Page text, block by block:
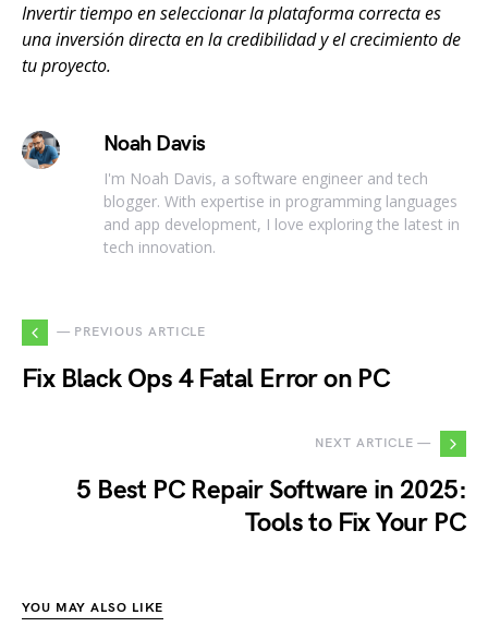
Invertir tiempo en seleccionar la plataforma correcta es
una inversión directa en la credibilidad y el crecimiento de
tu proyecto.
Noah Davis
I'm Noah Davis, a software engineer and tech
blogger. With expertise in programming languages
and app development, I love exploring the latest in
tech innovation.
— PREVIOUS ARTICLE
Fix Black Ops 4 Fatal Error on PC
NEXT ARTICLE —
5 Best PC Repair Software in 2025:
Tools to Fix Your PC
YOU MAY ALSO LIKE